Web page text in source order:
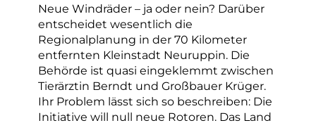
Neue Windräder – ja oder nein? Darüber
entscheidet wesentlich die
Regionalplanung in der 70 Kilometer
entfernten Kleinstadt Neuruppin. Die
Behörde ist quasi eingeklemmt zwischen
Tierärztin Berndt und Großbauer Krüger.
Ihr Problem lässt sich so beschreiben: Die
Initiative will null neue Rotoren. Das Land